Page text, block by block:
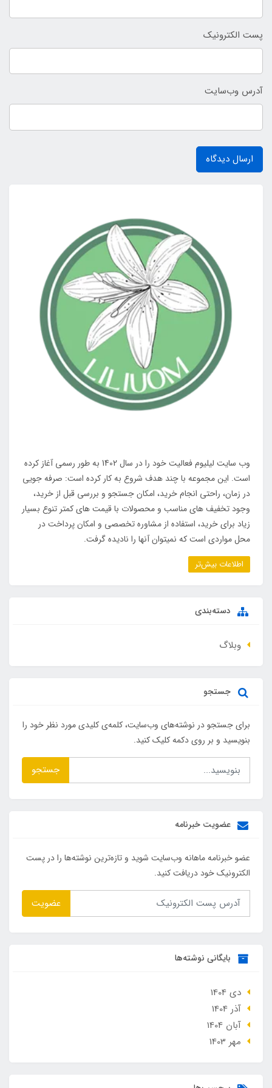
پست الکترونیک
آدرس وب‌سایت
ارسال دیدگاه
وب سایت لیلیوم فعالیت خود را در سال 1402 به طور رسمی آغاز کرده
است. این مجموعه با چند هدف شروع به کار کرده است: صرفه جویی
در زمان، راحتی انجام خرید، امکان جستجو و بررسی قبل از خرید،
وجود تخفیف های مناسب و محصولات با قیمت های کمتر تنوع بسیار
زیاد برای خرید، استفاده از مشاوره تخصصی و امکان پرداخت در
محل مواردی است که نمیتوان آنها را نادیده گرفت.
اطلاعات بیش‌تر
دسته‌بندی
وبلاگ
جستجو
برای جستجو در نوشته‌های وب‌سایت، کلمه‌ی کلیدی مورد نظر خود را
بنویسید و بر روی دکمه کلیک کنید.
جستجو
عضویت خبرنامه
عضو خبرنامه ماهانه وب‌سایت شوید و تازه‌ترین نوشته‌ها را در پست
الکترونیک خود دریافت کنید.
عضویت
بایگانی نوشته‌ها
دی 1404
آذر 1404
آبان 1404
مهر 1403